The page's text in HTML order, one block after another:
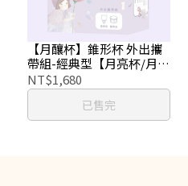
【月釀杯】錐形杯 外出攜
帶組-經典型【月亮杯/月經
杯/月事杯】
NT$1,680
已售完